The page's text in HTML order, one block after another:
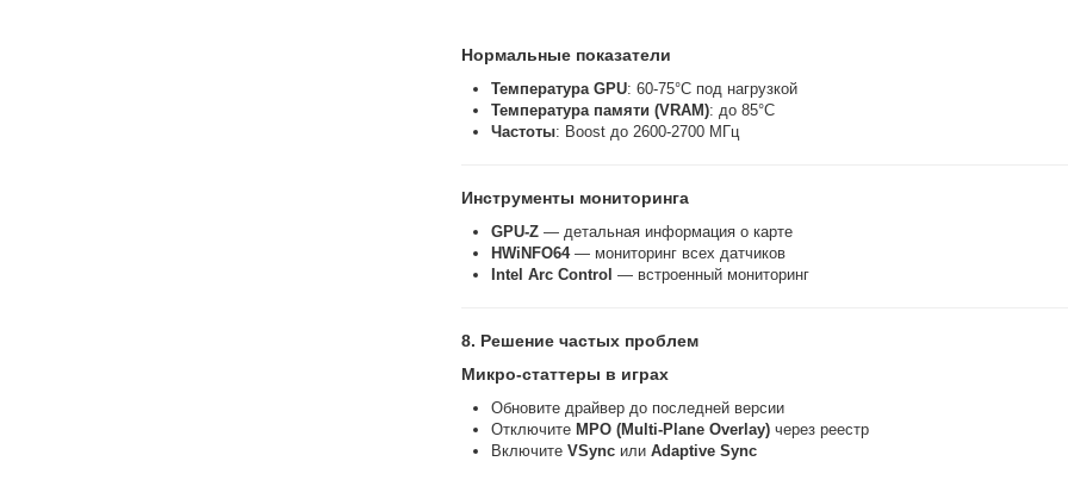
Нормальные показатели
Температура GPU: 60-75°C под нагрузкой
Температура памяти (VRAM): до 85°C
Частоты: Boost до 2600-2700 МГц
Инструменты мониторинга
GPU-Z — детальная информация о карте
HWiNFO64— мониторинг всех датчиков
Intel Arc Control — встроенный мониторинг
8. Решение частых проблем
Микро-статтеры в играх
Обновите драйвер до последней версии
Отключите MPO (Multi-Plane Overlay) через реестр
Включите VSync или Adaptive Sync